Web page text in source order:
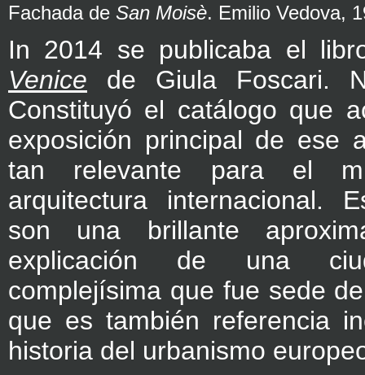
Fachada de San Moisè. Emilio Vedova,
In 2014 se publicaba el
Venice
de Giula Foscari.
Constituyó el catálogo que
exposición principal de ese
tan relevante para el
arquitectura internacional.
son una brillante
explicación de una
complejísima que fue sede
que es también referencia
historia del urbanismo